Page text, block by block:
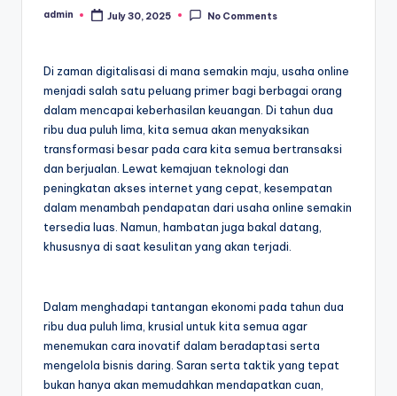
Posted
admin July 30, 2025 No Comments
Di zaman digitalisasi di mana semakin maju, usaha online
menjadi salah satu peluang primer bagi berbagai orang
dalam mencapai keberhasilan keuangan. Di tahun dua
ribu dua puluh lima, kita semua akan menyaksikan
transformasi besar pada cara kita semua bertransaksi
dan berjualan. Lewat kemajuan teknologi dan
peningkatan akses internet yang cepat, kesempatan
dalam menambah pendapatan dari usaha online semakin
tersedia luas. Namun, hambatan juga bakal datang,
khususnya di saat kesulitan yang akan terjadi.
Dalam menghadapi tantangan ekonomi pada tahun dua
ribu dua puluh lima, krusial untuk kita semua agar
menemukan cara inovatif dalam beradaptasi serta
mengelola bisnis daring. Saran serta taktik yang tepat
bukan hanya akan memudahkan mendapatkan cuan,